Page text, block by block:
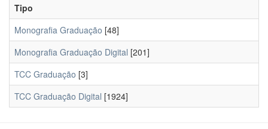
Tipo
Monografia Graduação [48]
Monografia Graduação Digital [201]
TCC Graduação [3]
TCC Graduação Digital [1924]